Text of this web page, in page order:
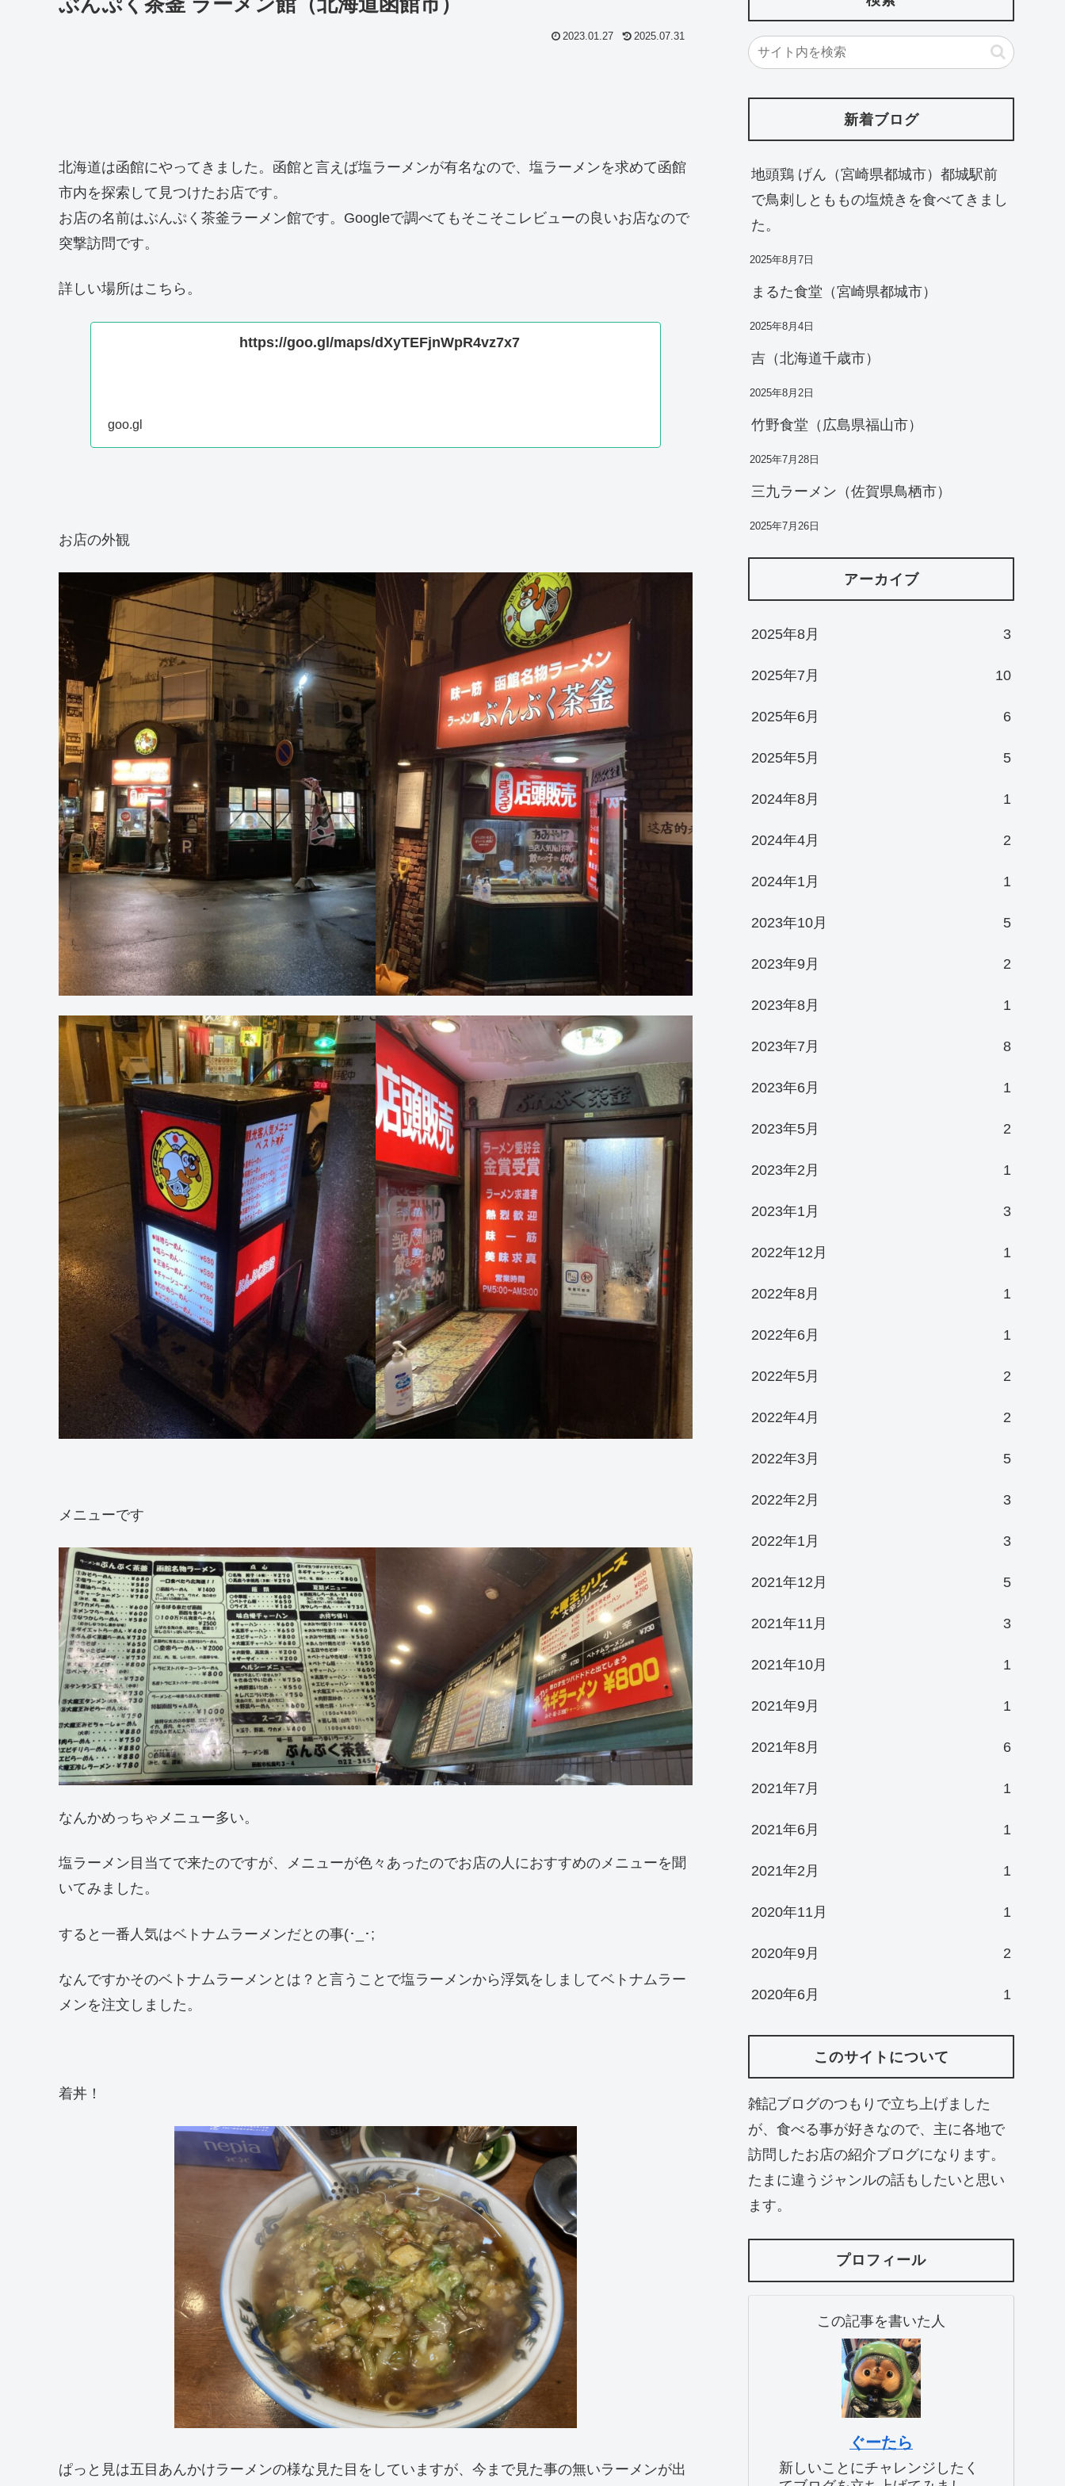
2023.01.27 2025.07.31
北海道は函館にやってきました。函館と言えば塩ラーメンが有名なので、塩ラーメンを求めて函館
市内を探索して見つけたお店です。
お店の名前はぶんぷく茶釜ラーメン館です。Googleで調べてもそこそこレビューの良いお店なので
突撃訪問です。
詳しい場所はこちら。
https://goo.gl/maps/dXyTEFjnWpR4vz7x7
goo.gl
お店の外観
メニューです
なんかめっちゃメニュー多い。
塩ラーメン目当てで来たのですが、メニューが色々あったのでお店の人におすすめのメニューを聞
いてみました。
すると一番人気はベトナムラーメンだとの事(･_･;
なんですかそのベトナムラーメンとは？と言うことで塩ラーメンから浮気をしましてベトナムラー
メンを注文しました。
着丼！
ぱっと見は五目あんかけラーメンの様な見た目をしていますが、今まで見た事の無いラーメンが出
新着ブログ
地頭鶏 げん（宮崎県都城市）都城駅前
で鳥刺しとももの塩焼きを食べてきまし
た。
2025年8月7日
まるた食堂（宮崎県都城市）
2025年8月4日
吉（北海道千歳市）
2025年8月2日
竹野食堂（広島県福山市）
2025年7月28日
三九ラーメン（佐賀県鳥栖市）
2025年7月26日
アーカイブ
2025年8月 3
2025年7月 10
2025年6月 6
2025年5月 5
2024年8月 1
2024年4月 2
2024年1月 1
2023年10月 5
2023年9月 2
2023年8月 1
2023年7月 8
2023年6月 1
2023年5月 2
2023年2月 1
2023年1月 3
2022年12月 1
2022年8月 1
2022年6月 1
2022年5月 2
2022年4月 2
2022年3月 5
2022年2月 3
2022年1月 3
2021年12月 5
2021年11月 3
2021年10月 1
2021年9月 1
2021年8月 6
2021年7月 1
2021年6月 1
2021年2月 1
2020年11月 1
2020年9月 2
2020年6月 1
このサイトについて
雑記ブログのつもりで立ち上げました
が、食べる事が好きなので、主に各地で
訪問したお店の紹介ブログになります。
たまに違うジャンルの話もしたいと思い
ます。
プロフィール
この記事を書いた人
ぐーたら
新しいことにチャレンジしたく